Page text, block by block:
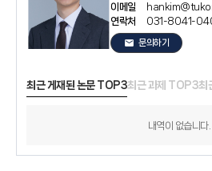
이메일
연락처
031-8041-
email 문의하기
최근 게재된 논문 TOP3최근 과제 TOP3최
내역이 없습니다.